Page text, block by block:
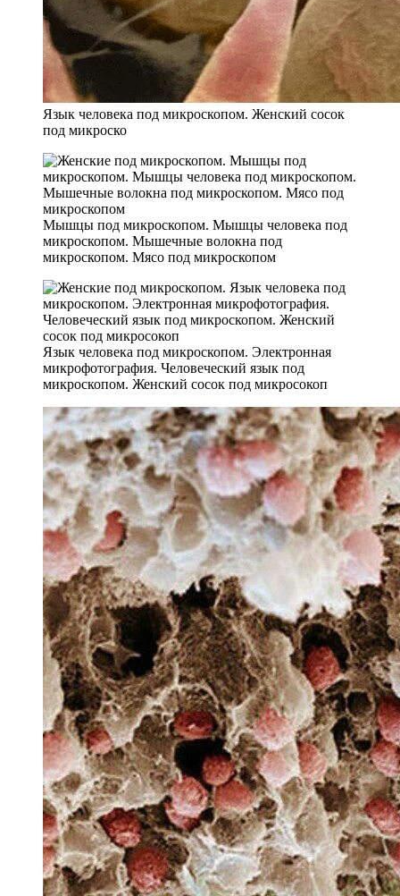
Язык человека под микроскопом. Женский сосок
под микроско
Мышцы под микроскопом. Мышцы человека под
микроскопом. Мышечные волокна под
микроскопом. Мясо под микроскопом
Язык человека под микроскопом. Электронная
микрофотография. Человеческий язык под
микроскопом. Женский сосок под микросокоп